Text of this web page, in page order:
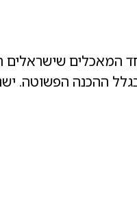
המאכלים שישראלים
ההכנה הפשוטה.